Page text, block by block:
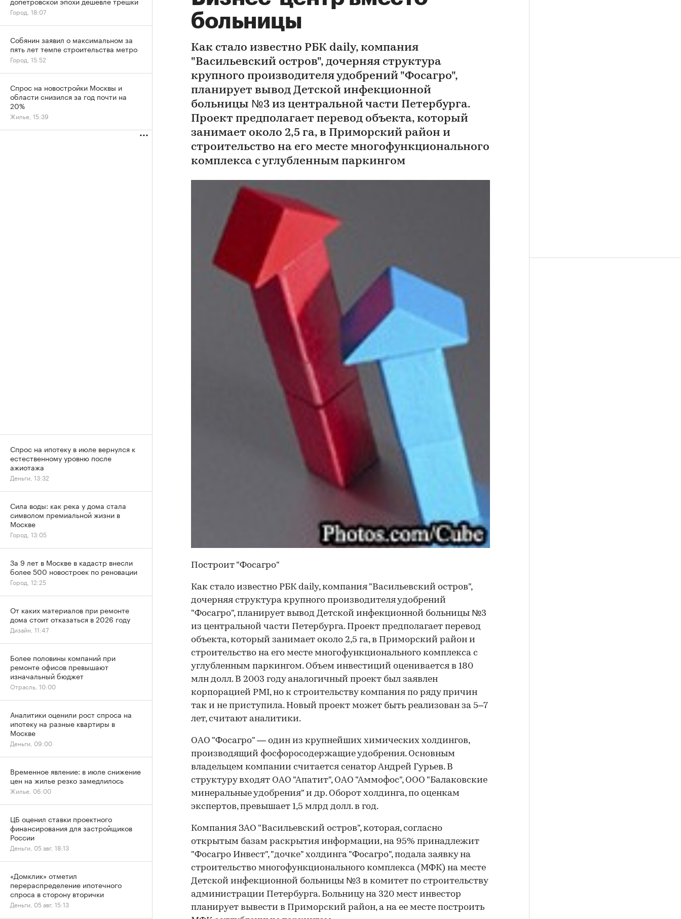
больницы
Как стало известно РБК daily, компания
"Васильевский остров", дочерняя структура
крупного производителя удобрений "Фосагро",
планирует вывод Детской инфекционной
больницы №3 из центральной части Петербурга.
Проект предполагает перевод объекта, который
занимает около 2,5 га, в Приморский район и
строительство на его месте многофункционального
комплекса с углубленным паркингом
Построит "Фосагро"
Как стало известно РБК daily, компания "Васильевский остров",
дочерняя структура крупного производителя удобрений
"Фосагро", планирует вывод Детской инфекционной больницы №3
из центральной части Петербурга. Проект предполагает перевод
объекта, который занимает около 2,5 га, в Приморский район и
строительство на его месте многофункционального комплекса с
углубленным паркингом. Объем инвестиций оценивается в 180
млн долл. В 2003 году аналогичный проект был заявлен
корпорацией PMI, но к строительству компания по ряду причин
так и не приступила. Новый проект может быть реализован за 5–7
лет, считают аналитики.
ОАО "Фосагро" — один из крупнейших химических холдингов,
производящий фосфоросодержащие удобрения. Основным
владельцем компании считается сенатор Андрей Гурьев. В
структуру входят ОАО "Апатит", ОАО "Аммофос", ООО "Балаковские
минеральные удобрения" и др. Оборот холдинга, по оценкам
экспертов, превышает 1,5 млрд долл. в год.
Компания ЗАО "Васильевский остров", которая, согласно
открытым базам раскрытия информации, на 95% принадлежит
"Фосагро Инвест", "дочке" холдинга "Фосагро", подала заявку на
строительство многофункционального комплекса (МФК) на месте
Детской инфекционной больницы №3 в комитет по строительству
администрации Петербурга. Больницу на 320 мест инвестор
планирует вывести в Приморский район, а на ее месте построить
Город, 18:07
Собянин заявил о максимальном за
пять лет темпе строительства метро
Город, 15:52
Спрос на новостройки Москвы и
области снизился за год почти на
20%
Жилье, 15:39
Спрос на ипотеку в июле вернулся к
естественному уровню после
ажиотажа
Деньги, 13:32
Сила воды: как река у дома стала
символом премиальной жизни в
Москве
Город, 13:05
За 9 лет в Москве в кадастр внесли
более 500 новостроек по реновации
Город, 12:25
От каких материалов при ремонте
дома стоит отказаться в 2026 году
Дизайн, 11:47
Более половины компаний при
ремонте офисов превышают
изначальный бюджет
Отрасль, 10:00
Аналитики оценили рост спроса на
ипотеку на разные квартиры в
Москве
Деньги, 09:00
Временное явление: в июле снижение
цен на жилье резко замедлилось
Жилье, 06:00
ЦБ оценил ставки проектного
финансирования для застройщиков
России
Деньги, 05 авг, 18:13
«Домклик» отметил
перераспределение ипотечного
спроса в сторону вторички
Деньги, 05 авг, 15:13